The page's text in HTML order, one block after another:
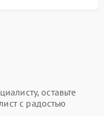
оставьте
с радостью